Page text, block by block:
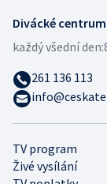
TV program
Živé vysílání
Divácké centrum
každý všední den:
261 136 113